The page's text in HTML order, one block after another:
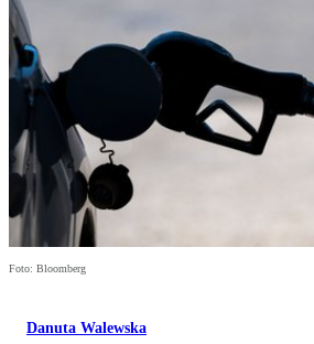
Foto: Bloomberg
Danuta Walewska